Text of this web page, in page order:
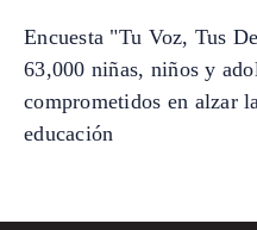
Encuesta "Tu Voz, Tus
63,000 niñas, niños y
comprometidos en alzar
educación